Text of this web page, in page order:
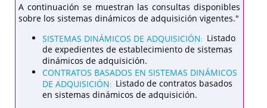
A continuación se muestran las consultas disponibles
sobre los sistemas dinámicos de adquisición vigentes."
SISTEMAS DINÁMICOS DE ADQUISICIÓN: Listado
de expedientes de establecimiento de sistemas
dinámicos de adquisición.
CONTRATOS BASADOS EN SISTEMAS DINÁMICOS
DE ADQUISICIÓN: Listado de contratos basados
en sistemas dinámicos de adquisición.